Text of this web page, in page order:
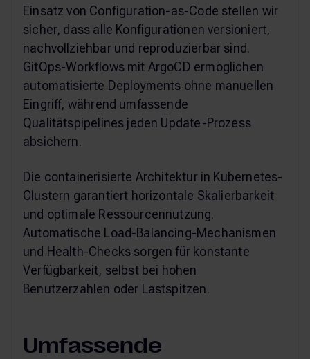
Einsatz von Configuration-as-Code stellen wir
sicher, dass alle Konfigurationen versioniert,
nachvollziehbar und reproduzierbar sind.
GitOps-Workflows mit ArgoCD ermöglichen
automatisierte Deployments ohne manuellen
Eingriff, während umfassende
Qualitätspipelines jeden Update-Prozess
absichern.
Die containerisierte Architektur in Kubernetes-
Clustern garantiert horizontale Skalierbarkeit
und optimale Ressourcennutzung.
Automatische Load-Balancing-Mechanismen
und Health-Checks sorgen für konstante
Verfügbarkeit, selbst bei hohen
Benutzerzahlen oder Lastspitzen.
Umfassende